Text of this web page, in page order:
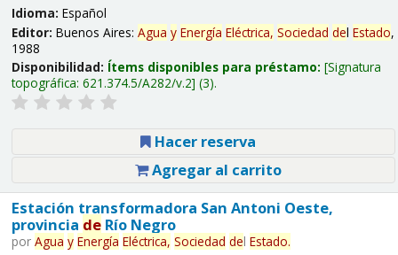
Idioma: Español
Editor: Buenos Aires: Agua y Energía Eléctrica, Sociedad del Estado,
1988
Disponibilidad: Ítems disponibles para préstamo: Signatura
topográfica: 621.374.5/A282/v.2 (3).
Hacer reserva
Agregar al carrito
Estación transformadora San Antoni Oeste,
provincia deRío Negro
por Agua y Energía Eléctrica, Sociedad del Estado.